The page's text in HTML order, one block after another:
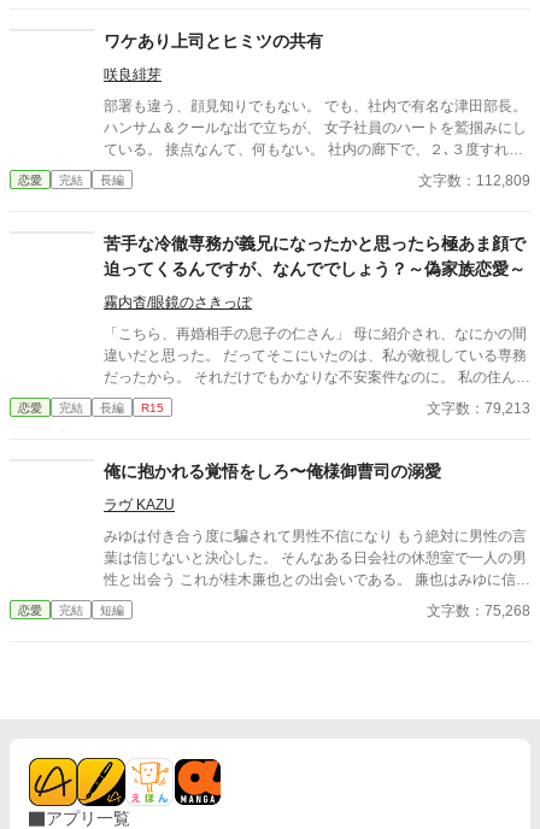
ワケあり上司とヒミツの共有
咲良緋芽
部署も違う、顔見知りでもない。 でも、社内で有名な津田部長。
ハンサム＆クールな出で立ちが、 女子社員のハートを鷲掴みにし
ている。 接点なんて、何もない。 社内の廊下で、２､３度すれ違
った位。 だから、 私が津田部長のヒミツを知ったのは、 偶然。
社内の誰も気が付いていないヒミツを 私は知ってしまった。 ｢ど
るの…？
恋愛 完結 長編 文字数：112,809
苦手な冷徹専務が義兄になったかと思ったら極あま顔で
迫ってくるんですが、なんででしょう？～偽家族恋愛～
霧内杳/眼鏡のさきっぽ
「こちら、再婚相手の息子の仁さん」 母に紹介され、なにかの間
違いだと思った。 だってそこにいたのは、私が敵視している専務
だったから。 それだけでもかなりな不安案件なのに。 私の住んで
いるマンションに下着泥が出た話題から、さらに。 「そうだ、仁
のマンションに引っ越せばいい」 なーんて義父になる人が言い出
な同居生活。 相変わらず専務はなに考えているかわからない。
ように落とされる、額へのキス。 いったい、どうなってんのー!?
三ツ森涼夏 24歳 大手菓子メーカー『おろち製菓』営業戦略部
勤務 背が低く、振り返ったら忘れられるくらい、特徴のない顔が
コンプレックス。 小1の時に両親が離婚して以来、母親を支えて
愛、苦手というより、嫌い。 淋しい、をちゃんと言えずにきた
の愛ブルーの瞳をゲーヲタの私に溶かせとか言っていま
す？……』 ***** 表紙画像 湯弐様 pixiv ID3989101
恋愛 完結 長編 R15 文字数：79,213
俺に抱かれる覚悟をしろ〜俺様御曹司の溺愛
ラヴ KAZU
みゆは付き合う度に騙されて男性不信になり もう絶対に男性の言
葉は信じないと決心した。 そんなある日会社の休憩室で一人の男
性と出会う これが桂木廉也との出会いである。 廉也はみゆに信じ
られない程の愛情を注ぐ。 みゆは一瞬にして廉也と恋に落ちたが
同じ過ちを犯してはいけないと廉也と距離を取ろうとする。 以前
恋愛 完結 短編 文字数：75,268
アプリ一覧